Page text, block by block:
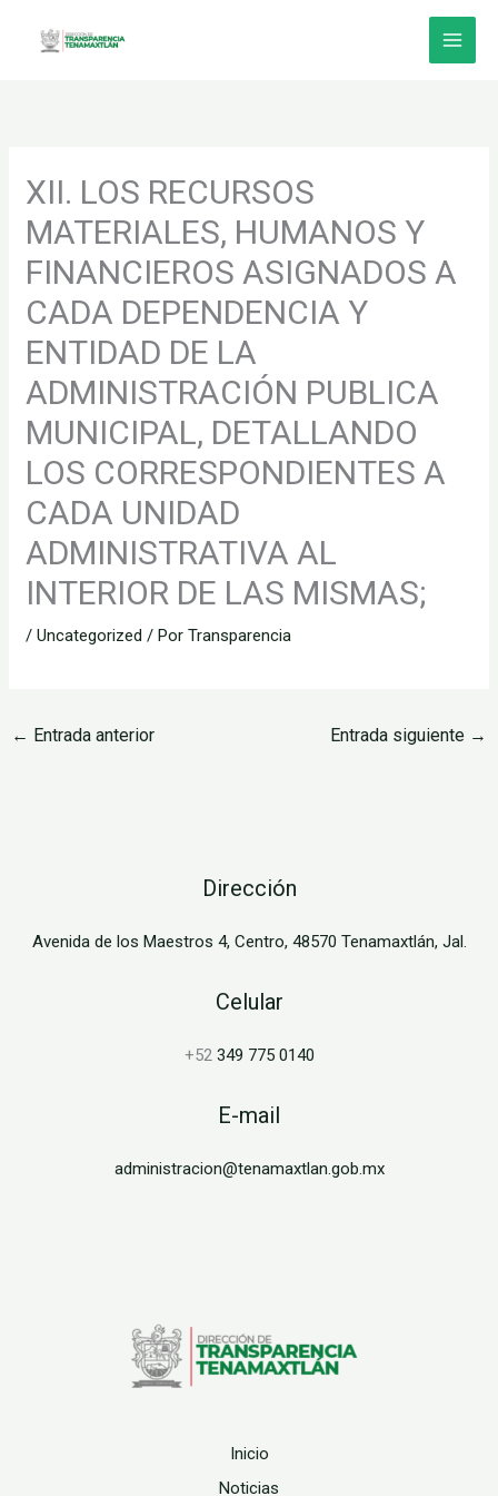
XII. LOS RECURSOS
MATERIALES, HUMANOS Y
FINANCIEROS ASIGNADOS A
CADA DEPENDENCIA Y
ENTIDAD DE LA
ADMINISTRACIÓN PUBLICA
MUNICIPAL, DETALLANDO
LOS CORRESPONDIENTES A
CADA UNIDAD
ADMINISTRATIVA AL
INTERIOR DE LAS MISMAS;
/Uncategorized / PorTransparencia
← Entrada anterior Entrada siguiente →
Dirección
Avenida de los Maestros 4, Centro, 48570 Tenamaxtlán, Jal.
Celular
+52 349 775 0140
E-mail
administracion@tenamaxtlan.gob.mx
Inicio
Noticias